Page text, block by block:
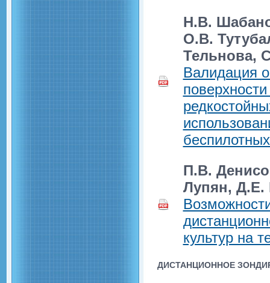
Н.В.
О.В.
Тельнова,
Валидация
П.В.
Лупян, Д.Е.
культур на
ДИСТАНЦИОННОЕ